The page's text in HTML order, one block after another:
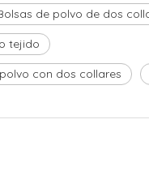
de polvo de dos
tejido
con dos collares